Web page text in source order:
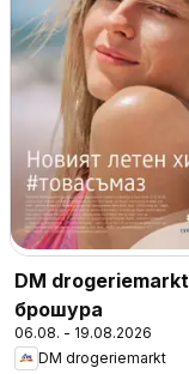
DM drogeriemarkt
брошура
06.08. - 19.08.2026
DM drogeriemarkt